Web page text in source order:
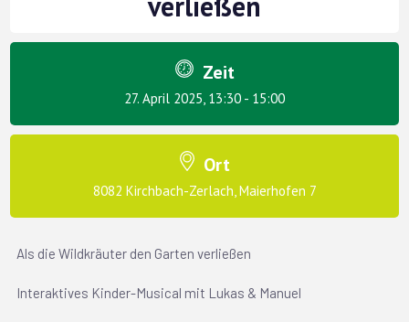
Zeit
27. April 2025, 13:30 - 15:00
Ort
8082 Kirchbach-Zerlach, Maierhofen 7
Als die Wildkräuter den Garten verließen
Interaktives Kinder-Musical mit Lukas & Manuel